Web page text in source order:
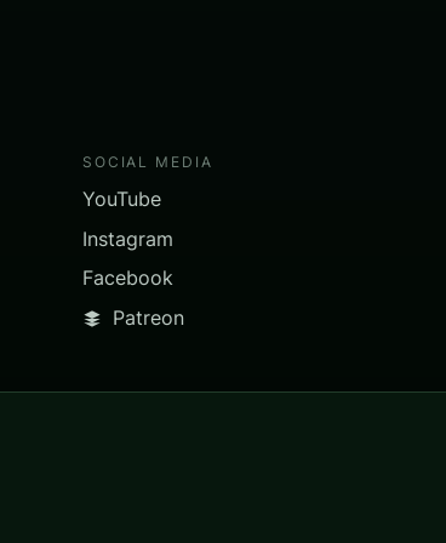
SOCIAL MEDIA
YouTube
Instagram
Facebook
Patreon